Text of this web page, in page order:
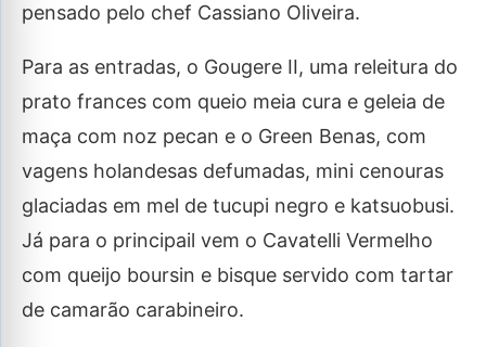
pensado pelo chef Cassiano Oliveira.
Para as entradas, o Gougere II, uma releitura do
prato frances com queio meia cura e geleia de
maça com noz pecan e o Green Benas, com
vagens holandesas defumadas, mini cenouras
glaciadas em mel de tucupi negro e katsuobusi.
Já para o principail vem o Cavatelli Vermelho
com queijo boursin e bisque servido com tartar
de camarão carabineiro.